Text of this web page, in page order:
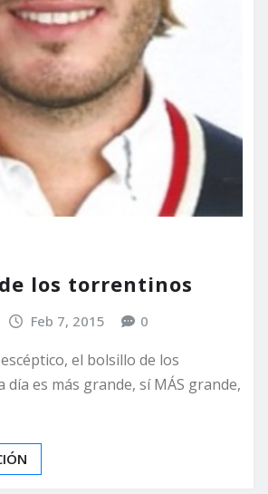
los torrentinos
Feb 7, 2015 0
el bolsillo de los
es más grande, sí MÁS grande,